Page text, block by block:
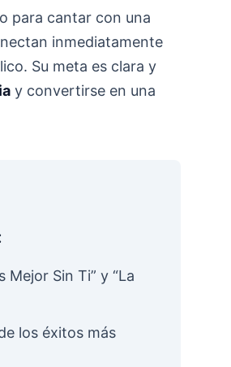
para cantar con una
inmediatamente
Su meta es clara y
y convertirse en una
Mejor Sin Ti” y “La
los éxitos más